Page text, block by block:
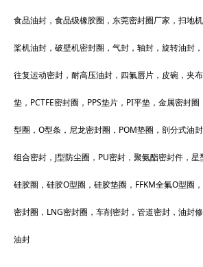
食品油封，食品级橡胶圈，东莞密封圈厂家，扫地
桨机油封，破壁机密封圈，气封，轴封，旋转油封
往复运动密封，耐高压油封，四氟唇片，皮碗，夹
垫，PCTFE密封圈，PPS垫片，PI平垫，金属密封
型圈，O型条，尼龙密封圈，POM垫圈，剖分式油
组合密封，J型防尘圈，PU密封，聚氨酯密封件，星
硅胶圈，硅胶O型圈，硅胶垫圈，FFKM全氟O型圈
密封圈，LNG密封圈，车削密封，管道密封，油封
油封